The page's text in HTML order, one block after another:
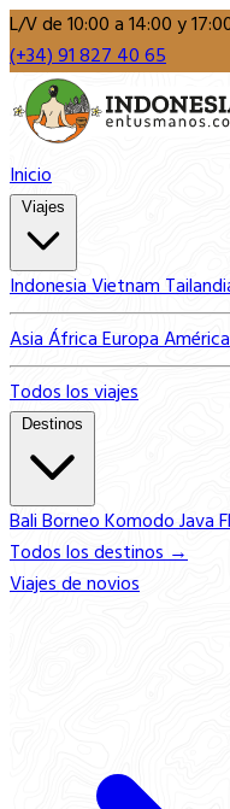
L/V de 10:00 a 14:00 y
(+34) 91 827 40 65
Inicio
IndonesiaVietnam
AsiaÁfricaEuropaAmérica
Todos los viajes
BaliBorneoKomodoJava
Todos los destinos →
Viajes de novios